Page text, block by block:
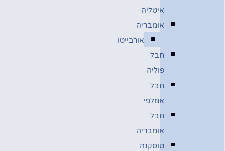
איטליה
אומבריה
אורבייטו
חבל
פוליה
חבל
אמלפי
חבל
אומבריה
טוסקנה